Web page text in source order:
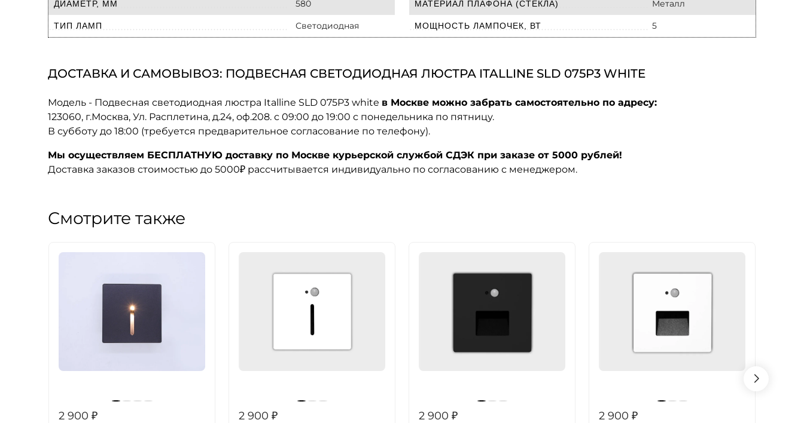
ДИАМЕТР, ММ 580
ТИП ЛАМП Светодиодная
МАТЕРИАЛ ПЛАФОНА (СТЕКЛА) Металл
МОЩНОСТЬ ЛАМПОЧЕК, ВТ 5
ДОСТАВКА И САМОВЫВОЗ: ПОДВЕСНАЯ СВЕТОДИОДНАЯ ЛЮСТРА ITALLINE SLD 075P3 WHITE
Модель - Подвесная светодиодная люстра Italline SLD 075P3 white в Москве можно забрать самостоятельно по адресу:
123060, г.Москва, Ул. Расплетина, д.24, оф.208. с 09:00 до 19:00 с понедельника по пятницу.
В субботу до 18:00 (требуется предварительное согласование по телефону).
Мы осуществляем БЕСПЛАТНУЮ доставку по Москве курьерской службой СДЭК при заказе от 5000 рублей!
Доставка заказов стоимостью до 5000₽ рассчитывается индивидуально по согласованию с менеджером.
Смотрите также
2 900 ₽ 2 900 ₽ 2 900 ₽ 2 900 ₽